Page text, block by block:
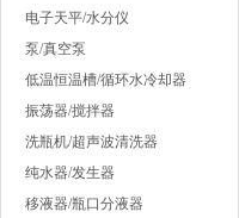
电子天平/水分仪
泵/真空泵
低温恒温槽/循环水冷却器
振荡器/搅拌器
洗瓶机/超声波清洗器
纯水器/发生器
移液器/瓶口分液器